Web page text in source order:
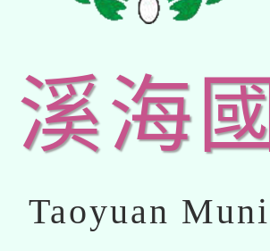
溪海
Taoyuan